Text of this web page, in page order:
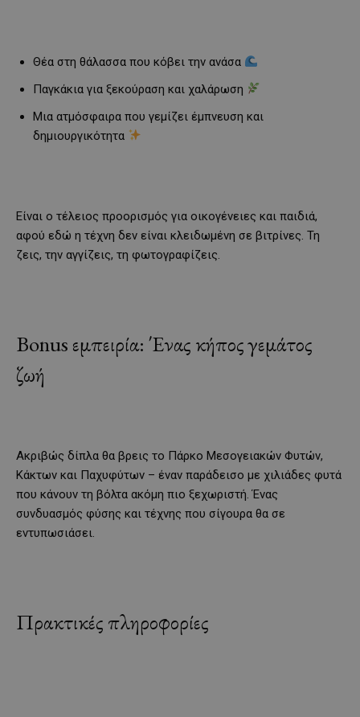
Θέα στη θάλασσα που κόβει την ανάσα
Παγκάκια για ξεκούραση και χαλάρωση
Μια ατμόσφαιρα που γεμίζει έμπνευση και
δημιουργικότητα
Είναι ο τέλειος προορισμός για οικογένειες και παιδιά,
αφού εδώ η τέχνη δεν είναι κλειδωμένη σε βιτρίνες. Τη
ζεις, την αγγίζεις, τη φωτογραφίζεις.
Bonus εμπειρία: Ένας κήπος γεμάτος
ζωή
Ακριβώς δίπλα θα βρεις το Πάρκο Μεσογειακών Φυτών,
Κάκτων και Παχυφύτων – έναν παράδεισο με χιλιάδες φυτά
που κάνουν τη βόλτα ακόμη πιο ξεχωριστή. Ένας
συνδυασμός φύσης και τέχνης που σίγουρα θα σε
εντυπωσιάσει.
Πρακτικές πληροφορίες